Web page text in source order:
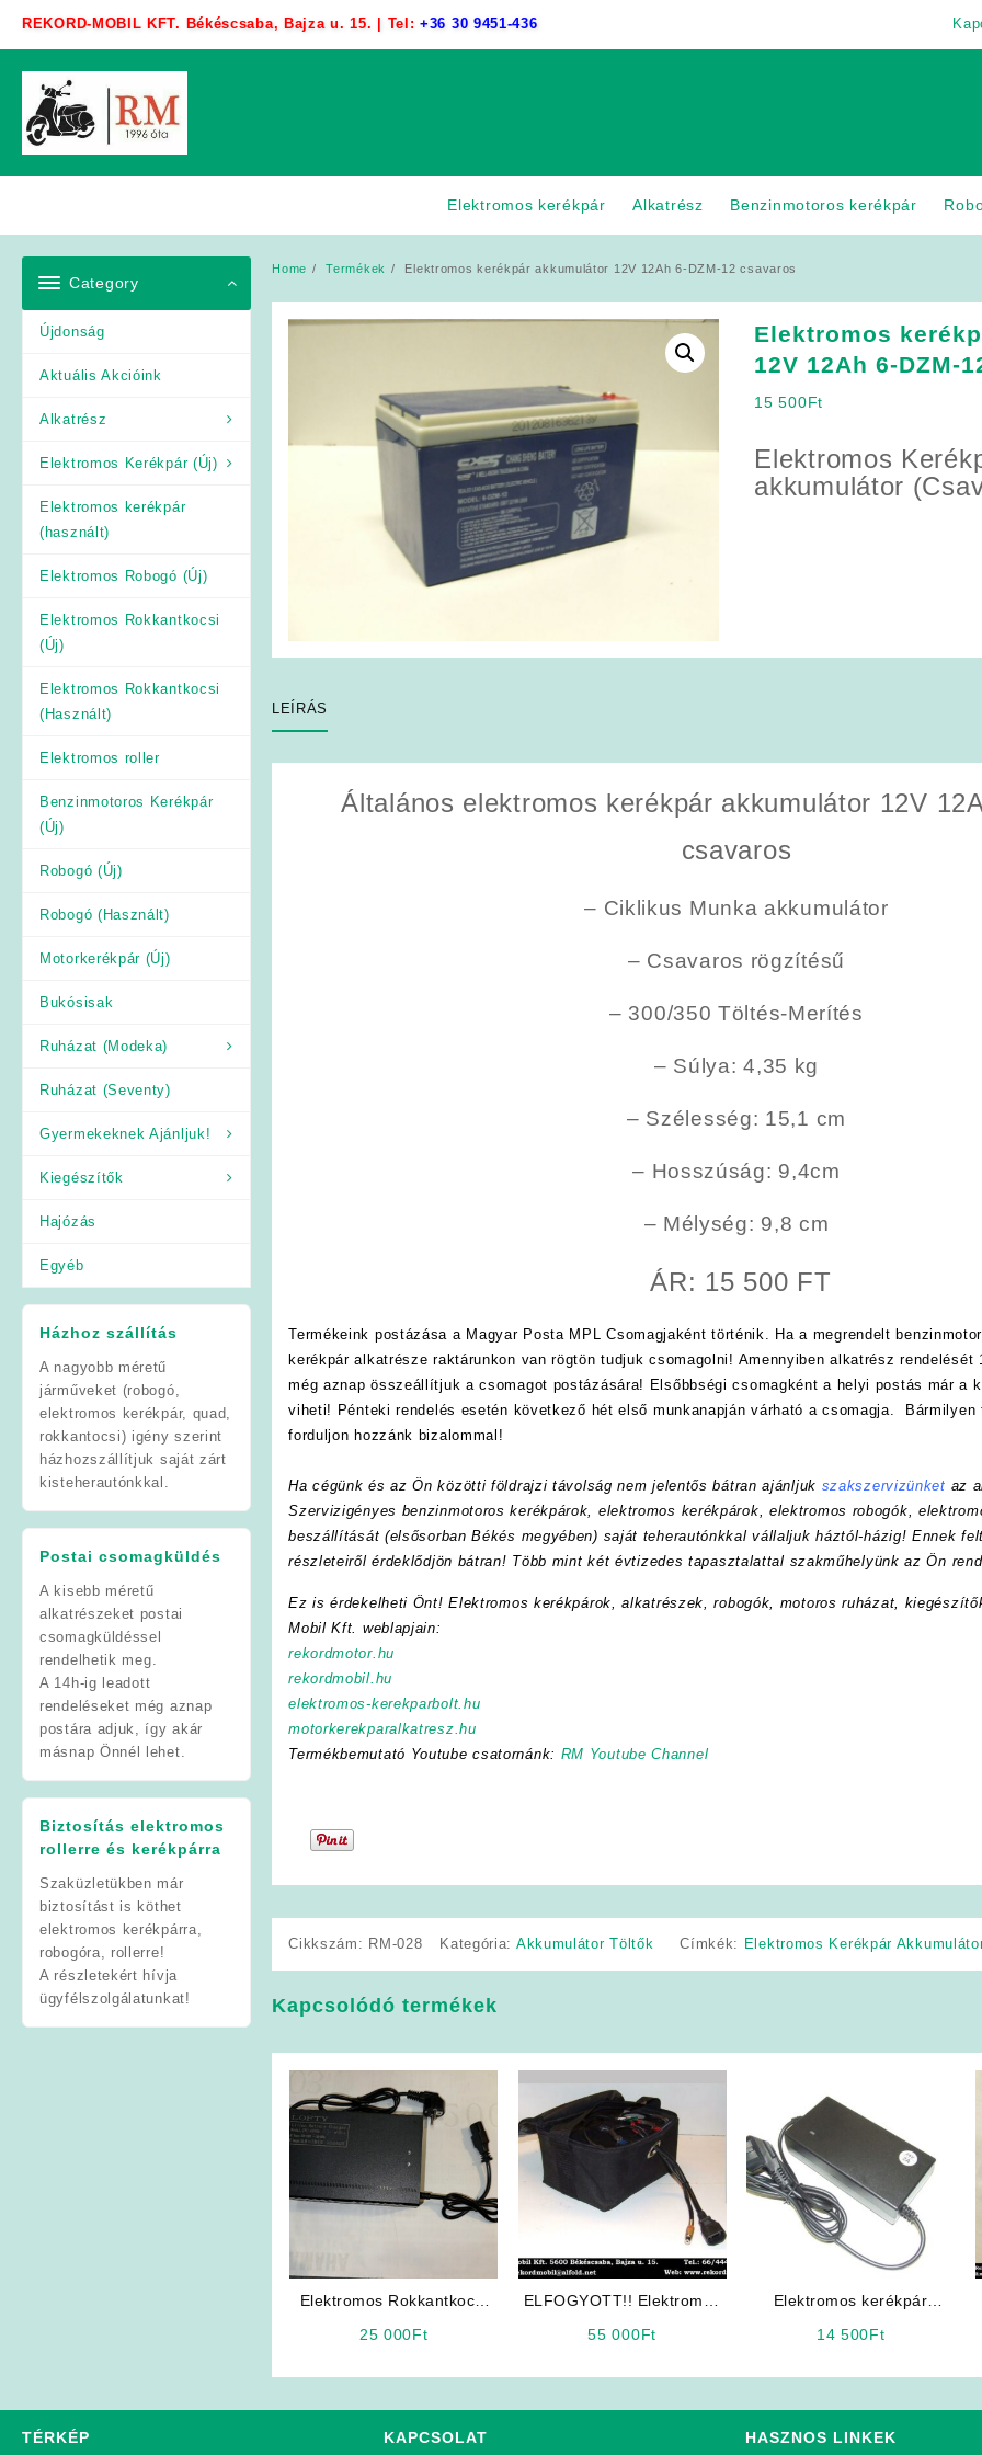
REKORD-MOBIL KFT. Békéscsaba, Bajza u. 15. | Tel:+36 30 9451-436
Elektromos kerékpár Alkatrész Benzinmotoros kerékpár
Category
Újdonság
Aktuális Akcióink
Alkatrész
Elektromos Kerékpár (Új)
Elektromos kerékpár
(használt)
Elektromos Robogó (Új)
Elektromos Rokkantkocsi
(Új)
Elektromos Rokkantkocsi
(Használt)
Elektromos roller
Benzinmotoros Kerékpár
(Új)
Robogó (Új)
Robogó (Használt)
Motorkerékpár (Új)
Bukósisak
Ruházat (Modeka)
Ruházat (Seventy)
Gyermekeknek Ajánljuk!
Kiegészítők
Hajózás
Egyéb
Házhoz szállítás
A nagyobb méretű
járműveket (robogó,
elektromos kerékpár, quad,
rokkantocsi) igény szerint
házhozszállítjuk saját zárt
kisteherautónkkal.
Postai csomagküldés
A kisebb méretű
alkatrészeket postai
csomagküldéssel
rendelhetik meg.
A 14h-ig leadott
rendeléseket még aznap
postára adjuk, így akár
másnap Önnél lehet.
Biztosítás elektromos
rollerre és kerékpárra
Szaküzletükben már
biztosítást is köthet
elektromos kerékpárra,
robogóra, rollerre!
A részletekért hívja
ügyfélszolgálatunkat!
Home Termékek Elektromos kerékpár akkumulátor 12V 12Ah 6-DZM-12 csavaros
Elektromos
12V 12Ah 6-DZM-
15 500Ft
Elektromos
akkumulátor
LEÍRÁS
Általános elektromos kerékpár akkumulátor 12V
csavaros
– Ciklikus Munka akkumulátor
– Csavaros rögzítésű
– 300/350 Töltés-Merítés
– Súlya: 4,35 kg
– Szélesség: 15,1 cm
– Hosszúság: 9,4cm
– Mélység: 9,8 cm
ÁR: 15 500 FT
Termékeink postázása a Magyar Posta MPL Csomagjaként történik. Ha a megrendelt
kerékpár alkatrésze raktárunkon van rögtön tudjuk csomagolni! Amennyiben alkatrész rendelését
még aznap összeállítjuk a csomagot postázására! Elsőbbségi csomagként a helyi postás már a
viheti! Pénteki rendelés esetén következő hét első munkanapján várható a csomagja. Bármilyen
forduljon hozzánk bizalommal!
Ha cégünk és az Ön közötti földrajzi távolság nem jelentős bátran ajánljuk szakszervizünket az
Szervizigényes benzinmotoros kerékpárok, elektromos kerékpárok, elektromos robogók,
beszállítását (elsősorban Békés megyében) saját teherautónkkal vállaljuk háztól-házig! Ennek
részleteiről érdeklődjön bátran! Több mint két évtizedes tapasztalattal szakműhelyünk az Ön
Ez is érdekelheti Önt! Elektromos kerékpárok, alkatrészek, robogók, motoros ruházat,
Mobil Kft. weblapjain:
rekordmotor.hu
rekordmobil.hu
elektromos-kerekparbolt.hu
motorkerekparalkatresz.hu
Termékbemutató Youtube csatornánk: RM Youtube Channel
Cikkszám: RM-028 Kategória: Akkumulátor Töltők Címkék: Elektromos Kerékpár
Kapcsolódó termékek
Elektromos Rokkantkocsi
25 000Ft
ELFOGYOTT!! Elektromos
55 000Ft
Elektromos kerékpár
14 500Ft
TÉRKÉP KAPCSOLAT HASZNOS LINKEK